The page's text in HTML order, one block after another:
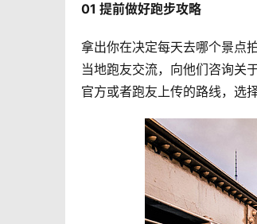
01 提前做好跑步攻略
拿出你在决定每天去哪个景点
当地跑友交流，向他们咨询关
官方或者跑友上传的路线，选